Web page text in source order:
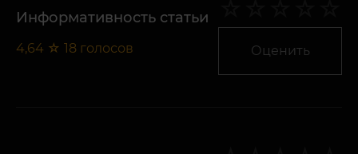
Информативность статьи
4,64 ☆ 18 голосов Оценить